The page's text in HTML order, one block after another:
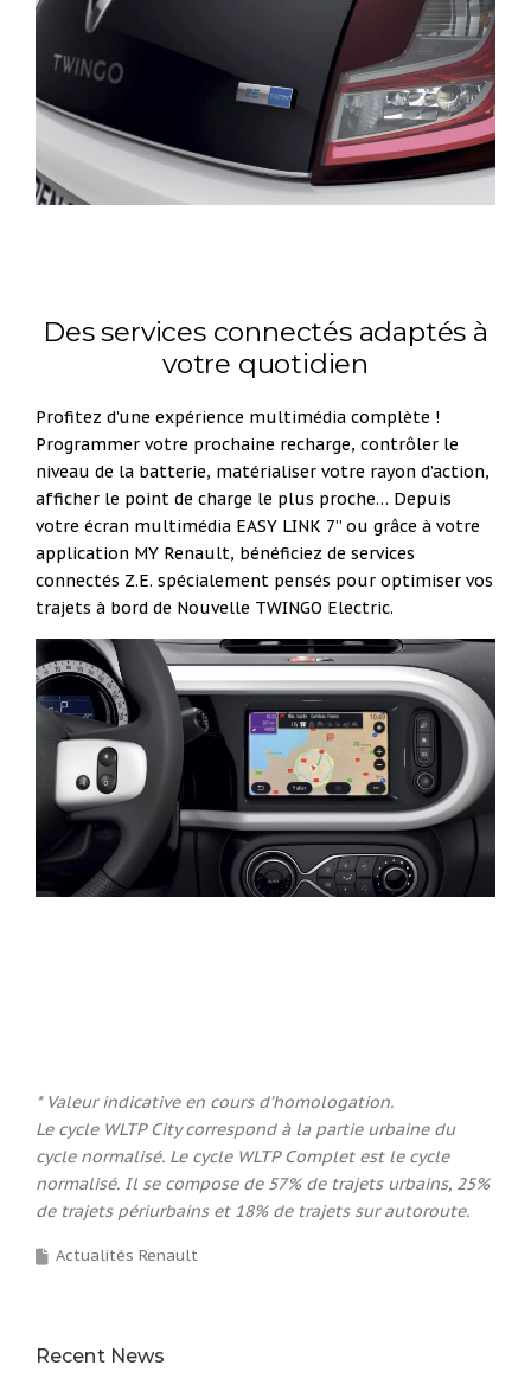
Des services connectés adaptés à
votre quotidien
Profitez d’une expérience multimédia complète !
Programmer votre prochaine recharge, contrôler le
niveau de la batterie, matérialiser votre rayon d’action,
afficher le point de charge le plus proche… Depuis
votre écran multimédia EASY LINK 7” ou grâce à votre
application MY Renault, bénéficiez de services
connectés Z.E. spécialement pensés pour optimiser vos
trajets à bord de Nouvelle TWINGO Electric.
* Valeur indicative en cours d’homologation.
Le cycle WLTP City correspond à la partie urbaine du
cycle normalisé. Le cycle WLTP Complet est le cycle
normalisé. Il se compose de 57% de trajets urbains, 25%
de trajets périurbains et 18% de trajets sur autoroute.
Actualités Renault
Recent News